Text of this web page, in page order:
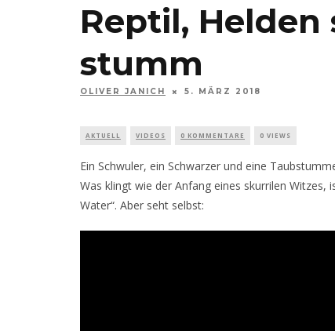
Reptil, Helden
stumm
OLIVER JANICH 5. MÄRZ 2018
AKTUELL VIDEOS 0 KOMMENTARE 0 VIEWS
Ein Schwuler, ein Schwarzer und eine
Was klingt wie der Anfang eines skurrilen
Water“. Aber seht selbst: